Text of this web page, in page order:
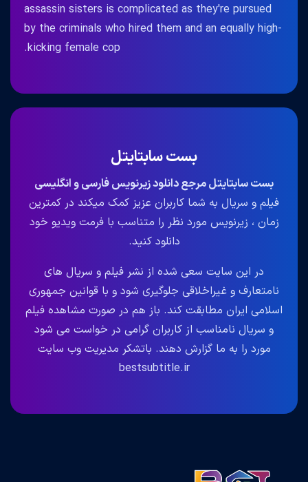
assassin sisters is complicated as they're pursued
by the criminals who hired them and an equally high-
kicking female cop.
بست سابتایتل
بست سابتایتل مرجع دانلود زیرنویس فارسی و انگلیسی
فیلم و سریال به شما کاربران عزیز کمک میکند در کمترین
زمان ، زیرنویس مورد نظر را متناسب با فرمت ویدیو خود
دانلود کنید.
در این سایت سعی شده از نشر فیلم و سریال های
نامتعارف و غیراخلاقی جلوگیری شود و با قوانین جمهوری
اسلامی ایران مطابقت کند. باز هم در صورت مشاهده فیلم
و سریال نامناسب از کاربران گرامی در خواست می شود
مورد را به ما گزارش دهند. باتشکر مدیریت وب سایت
bestsubtitle.ir